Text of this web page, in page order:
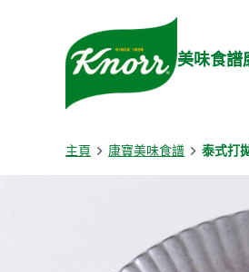
Skip to:
美味食譜
主頁 康寶美味食譜 泰式打